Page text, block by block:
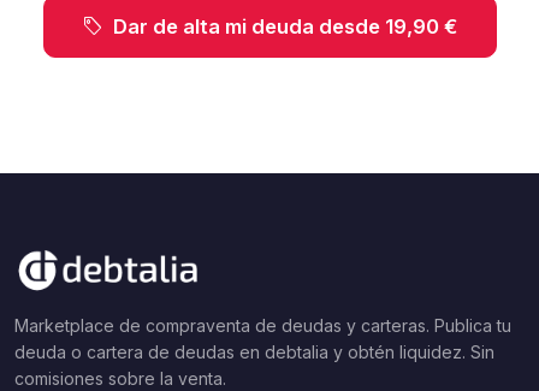
Dar de alta mi deuda desde 19,90 €
Marketplace de compraventa de deudas y carteras. Publica tu
deuda o cartera de deudas en debtalia y obtén liquidez. Sin
comisiones sobre la venta.